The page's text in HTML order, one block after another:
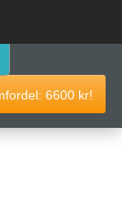
6600 kr!